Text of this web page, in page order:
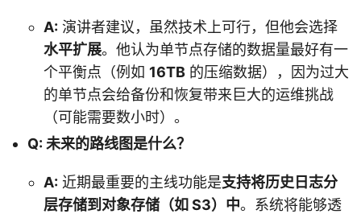
A: 演讲者建议，虽然技术上可行，但他会选择
水平扩展。他认为单节点存储的数据量最好有一
个平衡点（例如 16TB 的压缩数据），因为过大
的单节点会给备份和恢复带来巨大的运维挑战
（可能需要数小时）。
Q: 未来的路线图是什么？
A: 近期最重要的主线功能是支持将历史日志分
层存储到对象存储（如 S3）中。系统将能够透